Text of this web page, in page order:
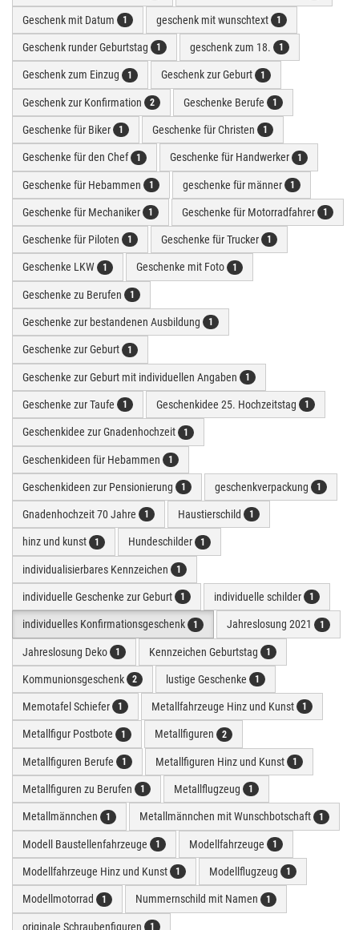
Geschenk mit Datum 1 geschenk mit wunschtext 1
Geschenk runder Geburtstag 1 geschenk zum 18. 1
Geschenk zum Einzug 1 Geschenk zur Geburt 1
Geschenk zur Konfirmation 2 Geschenke Berufe 1
Geschenke für Biker 1 Geschenke für Christen 1
Geschenke für den Chef 1 Geschenke für Handwerker 1
Geschenke für Hebammen 1 geschenke für männer 1
Geschenke für Mechaniker 1 Geschenke für Motorradfahrer 1
Geschenke für Piloten 1 Geschenke für Trucker 1
Geschenke LKW 1 Geschenke mit Foto 1
Geschenke zu Berufen 1
Geschenke zur bestandenen Ausbildung 1
Geschenke zur Geburt 1
Geschenke zur Geburt mit individuellen Angaben 1
Geschenke zur Taufe 1 Geschenkidee 25. Hochzeitstag 1
Geschenkidee zur Gnadenhochzeit 1
Geschenkideen für Hebammen 1
Geschenkideen zur Pensionierung 1 geschenkverpackung 1
Gnadenhochzeit 70 Jahre 1 Haustierschild 1
hinz und kunst 1 Hundeschilder 1
individualisierbares Kennzeichen 1
individuelle Geschenke zur Geburt 1 individuelle schilder 1
individuelles Konfirmationsgeschenk 1 Jahreslosung 2021 1
Jahreslosung Deko 1 Kennzeichen Geburtstag 1
Kommunionsgeschenk 2 lustige Geschenke 1
Memotafel Schiefer 1 Metallfahrzeuge Hinz und Kunst 1
Metallfigur Postbote 1 Metallfiguren 2
Metallfiguren Berufe 1 Metallfiguren Hinz und Kunst 1
Metallfiguren zu Berufen 1 Metallflugzeug 1
Metallmännchen 1 Metallmännchen mit Wunschbotschaft 1
Modell Baustellenfahrzeuge 1 Modellfahrzeuge 1
Modellfahrzeuge Hinz und Kunst 1 Modellflugzeug 1
Modellmotorrad 1 Nummernschild mit Namen 1
originale Schraubenfiguren 1